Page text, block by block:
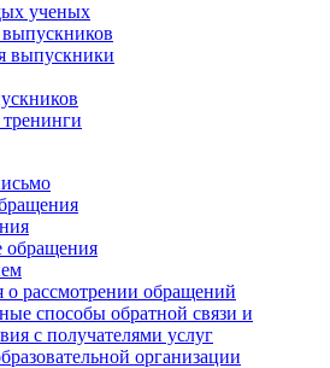
ученых
выпускники
рассмотрении обращений
способы обратной связи и
с получателями услуг
организации